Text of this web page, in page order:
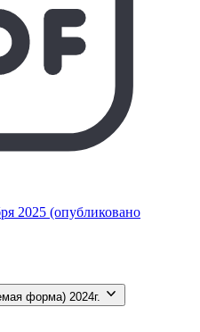
2025 (опубликовано
форма) 2024г.